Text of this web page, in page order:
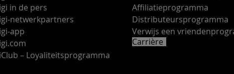
in de pers
netwerkpartners
app
– Loyaliteitsprogramma
Affiliatieprogramma
Distributeursprogramma
Verwijs een
Carrière